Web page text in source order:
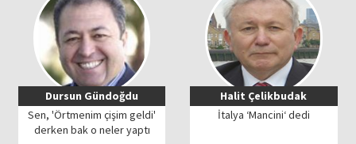
Dursun Gündoğdu
Sen, 'Örtmenim çişim geldi'
derken bak o neler yaptı
Halit Çelikbudak
İtalya ‘Mancini‘ dedi